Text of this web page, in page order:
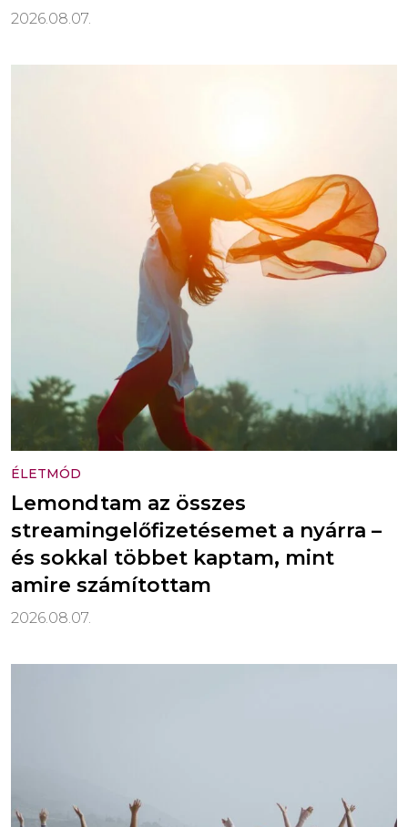
2026.08.07.
ÉLETMÓD
Lemondtam az összes
streamingelőfizetésemet a nyárra –
és sokkal többet kaptam, mint
amire számítottam
2026.08.07.